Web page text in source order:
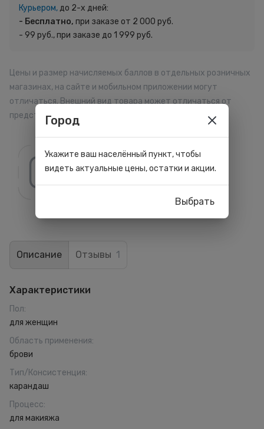
Курьером,до 2-х дней:
- Бесплатно, при заказе от 2 000 руб.
- 99 руб., при заказе до 1 999 руб.
Цены и размер начисляемых баллов в отдельных розничных
магазинах, на сайте и мобильном приложении могут
отличаться. Внешний вид товара может отличаться от
представленного на сайте.
Все товары бренда
Описание Отзывы 1
Характеристики
Пол:
для женщин
Область применения:
брови
Тип/Консистенция:
карандаш
Процесс:
для макияжа
Город
Укажите ваш населённый пункт, чтобы
видеть актуальные цены, остатки и акции.
Выбрать